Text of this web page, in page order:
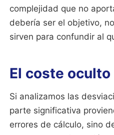
complejidad que no
debería ser el objetivo,
sirven para confundir al
El coste
Si analizamos las
parte significativa
errores de cálculo, sino